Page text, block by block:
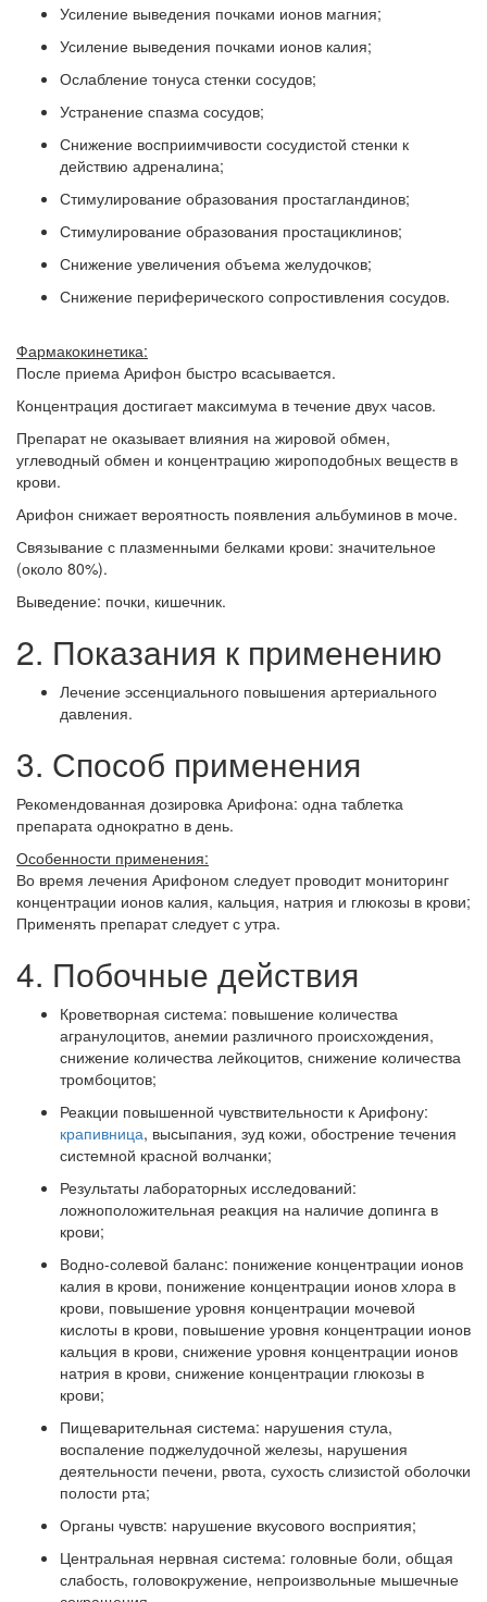
Усиление выведения почками ионов магния;
Усиление выведения почками ионов калия;
Ослабление тонуса стенки сосудов;
Устранение спазма сосудов;
Снижение восприимчивости сосудистой стенки к
действию адреналина;
Стимулирование образования простагландинов;
Стимулирование образования простациклинов;
Снижение увеличения объема желудочков;
Снижение периферического сопростивления сосудов.
Фармакокинетика:
После приема Арифон быстро всасывается.
Концентрация достигает максимума в течение двух часов.
Препарат не оказывает влияния на жировой обмен,
углеводный обмен и концентрацию жироподобных веществ в
крови.
Арифон снижает вероятность появления альбуминов в моче.
Связывание с плазменными белками крови: значительное
(около 80%).
Выведение: почки, кишечник.
2. Показания к применению
Лечение эссенциального повышения артериального
давления.
3. Способ применения
Рекомендованная дозировка Арифона: одна таблетка
препарата однократно в день.
Особенности применения:
Во время лечения Арифоном следует проводит мониторинг
концентрации ионов калия, кальция, натрия и глюкозы в крови;
Применять препарат следует с утра.
4. Побочные действия
Кроветворная система: повышение количества
агранулоцитов, анемии различного происхождения,
снижение количества лейкоцитов, снижение количества
тромбоцитов;
Реакции повышенной чувствительности к Арифону:
крапивница, высыпания, зуд кожи, обострение течения
системной красной волчанки;
Результаты лабораторных исследований:
ложноположительная реакция на наличие допинга в
крови;
Водно-солевой баланс: понижение концентрации ионов
калия в крови, понижение концентрации ионов хлора в
крови, повышение уровня концентрации мочевой
кислоты в крови, повышение уровня концентрации ионов
кальция в крови, снижение уровня концентрации ионов
натрия в крови, снижение концентрации глюкозы в
крови;
Пищеварительная система: нарушения стула,
воспаление поджелудочной железы, нарушения
деятельности печени, рвота, сухость слизистой оболочки
полости рта;
Органы чувств: нарушение вкусового восприятия;
Центральная нервная система: головные боли, общая
слабость, головокружение, непроизвольные мышечные